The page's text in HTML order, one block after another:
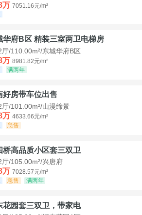
万 7051.16元/m²
华府B区 精装三室两卫电梯房
厅/110.00m²/东城华府B区
万 8981.82元/m²
满两年
好房带车位出售
厅/101.00m²/山漫缔景
万 4633.66元/m²
急售
桥高品质小区套三双卫
厅/105.00m²/兴唐府
万 7028.57元/m²
急售 满两年
花园套三双卫，带家电